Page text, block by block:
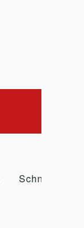
Schnitzel